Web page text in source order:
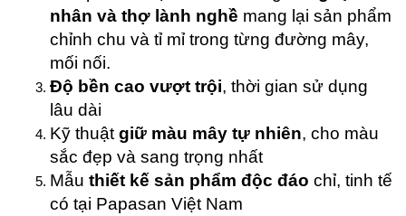
nhân và thợ lành nghề mang lại sản phẩm
chỉnh chu và tỉ mỉ trong từng đường mây,
mối nối.
Độ bền cao vượt trội, thời gian sử dụng
lâu dài
Kỹ thuật giữ màu mây tự nhiên, cho màu
sắc đẹp và sang trọng nhất
Mẫu thiết kế sản phẩm độc đáo chỉ, tinh tế
có tại Papasan Việt Nam